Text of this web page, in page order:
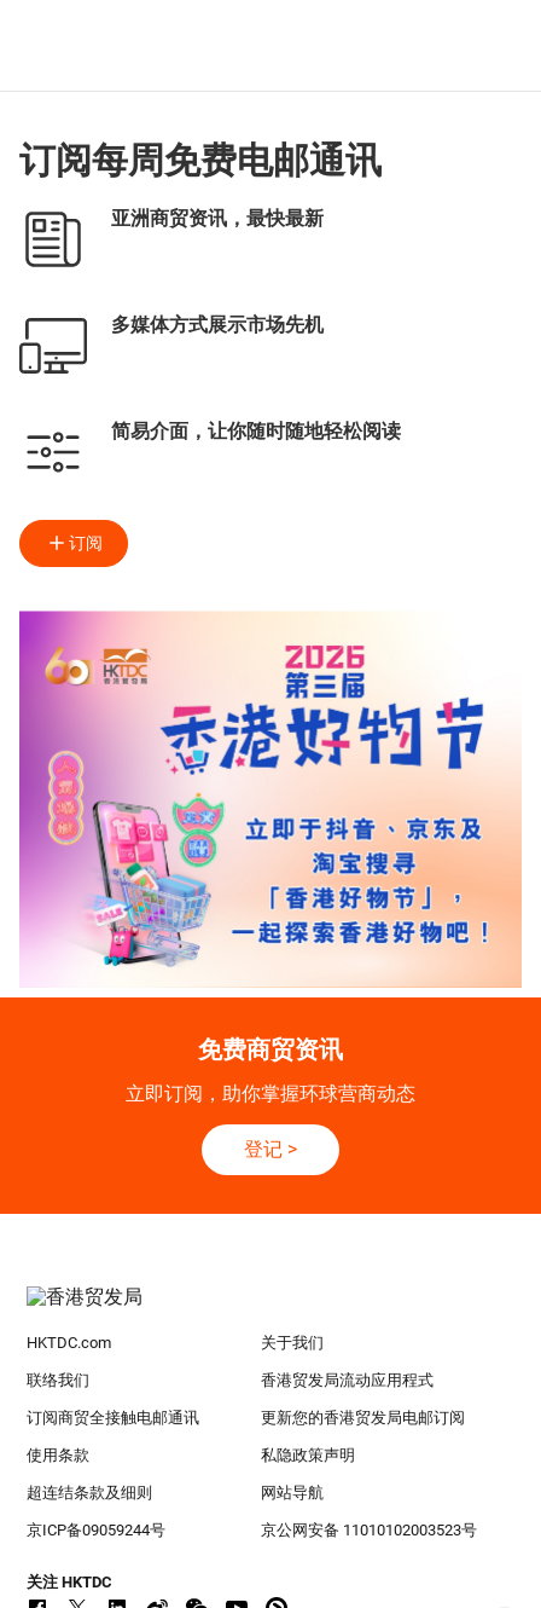
订阅每周免费电邮通讯
亚洲商贸资讯，最快最新
多媒体方式展示市场先机
简易介面，让你随时随地轻松阅读
订阅
免费商贸资讯
立即订阅，助你掌握环球营商动态
登记 >
HKTDC.com 关于我们
联络我们 香港贸发局流动应用程式
订阅商贸全接触电邮通讯 更新您的香港贸发局电邮订阅
使用条款 私隐政策声明
超连结条款及细则 网站导航
京ICP备09059244号 京公网安备 11010102003523号
关注 HKTDC